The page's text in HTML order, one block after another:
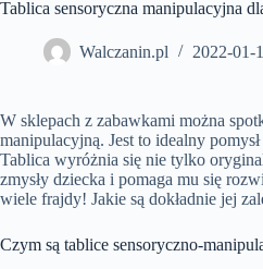
Tablica sensoryczna manipulacyjna
Walczanin.pl 2022-01-
W sklepach z zabawkami można
manipulacyjną. Jest to idealny
Tablica wyróżnia się nie tylko
zmysły dziecka i pomaga mu się
wiele frajdy! Jakie są dokładnie jej
Czym są tablice sensoryczno-